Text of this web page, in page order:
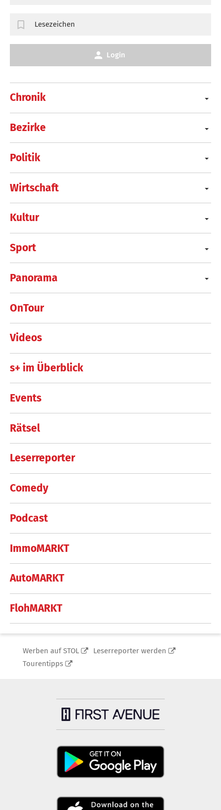
Chronik
Bezirke
Politik
Wirtschaft
Kultur
Sport
Panorama
OnTour
Videos
s+ im Überblick
Events
Rätsel
Leserreporter
Comedy
Podcast
ImmoMARKT
AutoMARKT
FlohMARKT
Lesezeichen
Login
Werben auf STOL
Leserreporter werden
Tourentipps